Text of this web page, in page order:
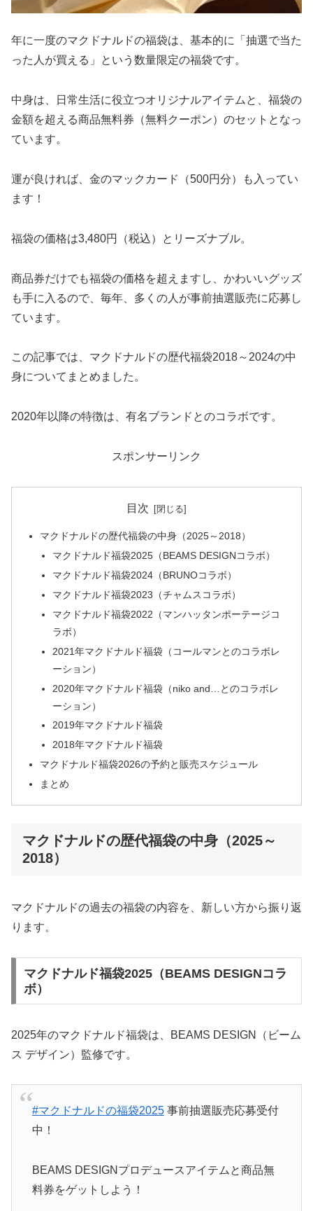
年に一度のマクドナルドの福袋は、基本的に「抽選で当た
った人が買える」という数量限定の福袋です。
中身は、日常生活に役立つオリジナルアイテムと、福袋の
金額を超える商品無料券（無料クーポン）のセットとなっ
ています。
運が良ければ、金のマックカード（500円分）も入ってい
ます！
福袋の価格は3,480円（税込）とリーズナブル。
商品券だけでも福袋の価格を超えますし、かわいいグッズ
も手に入るので、毎年、多くの人が事前抽選販売に応募し
ています。
この記事では、マクドナルドの歴代福袋2018～2024の中
身についてまとめました。
2020年以降の特徴は、有名ブランドとのコラボです。
スポンサーリンク
目次
マクドナルドの歴代福袋の中身（2025～2018）
マクドナルド福袋2025（BEAMS DESIGNコラボ）
マクドナルド福袋2024（BRUNOコラボ）
マクドナルド福袋2023（チャムスコラボ）
マクドナルド福袋2022（マンハッタンポーテージコ
ラボ）
2021年マクドナルド福袋（コールマンとのコラボレ
ーション）
2020年マクドナルド福袋（niko and…とのコラボレ
ーション）
2019年マクドナルド福袋
2018年マクドナルド福袋
マクドナルド福袋2026の予約と販売スケジュール
まとめ
マクドナルドの歴代福袋の中身（2025～
2018）
マクドナルドの過去の福袋の内容を、新しい方から振り返
ります。
マクドナルド福袋2025（BEAMS DESIGNコラ
ボ）
2025年のマクドナルド福袋は、BEAMS DESIGN（ビーム
ス デザイン）監修です。
#マクドナルドの福袋2025事前抽選販売応募受付
中！
BEAMS DESIGNプロデュースアイテムと商品無
料券をゲットしよう！